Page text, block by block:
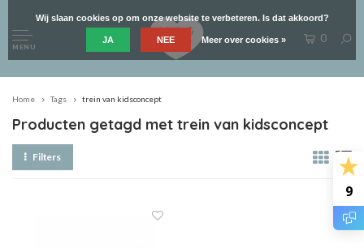
9
MENU
0
Home Tags trein van kidsconcept
Producten getagd met trein van kidsconcept
Filters
Wij slaan cookies op om onze website te verbeteren. Is dat akkoord?
JA NEE Meer over cookies »